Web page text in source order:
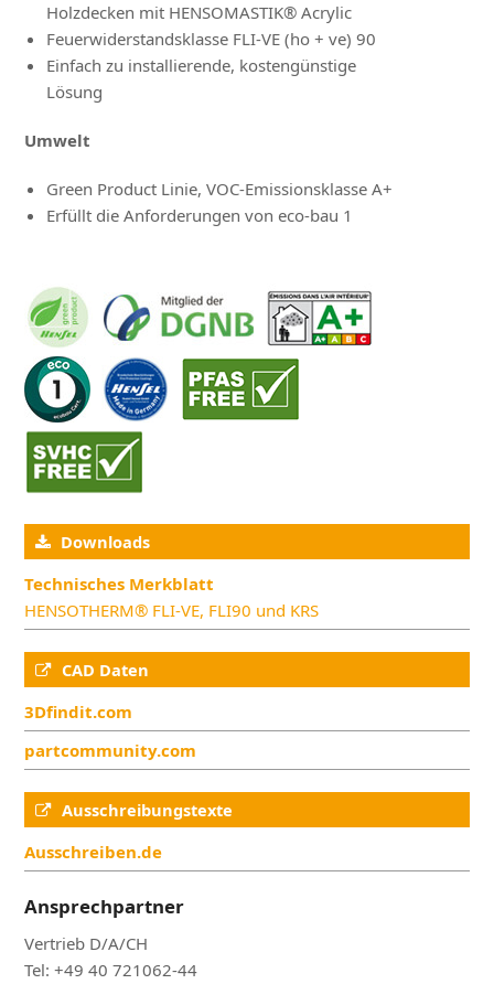
Holzdecken mit HENSOMASTIK® Acrylic
Feuerwiderstandsklasse FLI-VE (ho + ve) 90
Einfach zu installierende, kostengünstige
Lösung
Umwelt
Green Product Linie, VOC-Emissionsklasse A+
Erfüllt die Anforderungen von eco-bau 1
Downloads
Technisches Merkblatt
HENSOTHERM® FLI-VE, FLI90 und KRS
CAD Daten
3Dfindit.com
partcommunity.com
Ausschreibungstexte
Ausschreiben.de
Ansprechpartner
Vertrieb D/A/CH
Tel: +49 40 721062-44